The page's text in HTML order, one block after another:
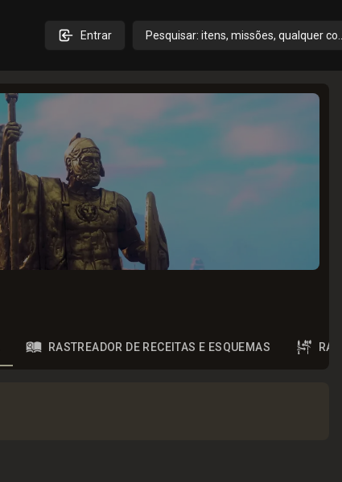
Entrar Pesquisar: itens, missões, qualquer
RASTREADOR DE RECEITAS E ESQUEMAS